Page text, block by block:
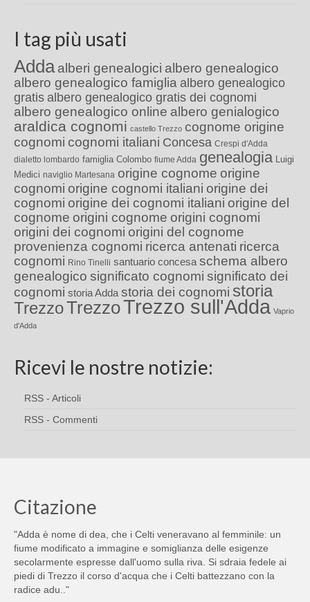
I tag più usati
Adda alberi genealogici albero genealogico
albero genealogico famiglia albero genealogico
gratis albero genealogico gratis dei cognomi
albero genealogico online albero genialogico
araldica cognomi castello Trezzo cognome origine
cognomi cognomi italiani Concesa Crespi d'Adda
dialetto lombardo famiglia Colombo fiume Adda genealogia Luigi
Medici naviglio Martesana origine cognome origine
cognomi origine cognomi italiani origine dei
cognomi origine dei cognomi italiani origine del
cognome origini cognome origini cognomi
origini dei cognomi origini del cognome
provenienza cognomi ricerca antenati ricerca
cognomi Rino Tinelli santuario concesa schema albero
genealogico significato cognomi significato dei
cognomi storia Adda storia dei cognomi storia
TrezzoTrezzoTrezzo sull'Adda Vaprio
d'Adda
Ricevi le nostre notizie:
RSS - Articoli
RSS - Commenti
Citazione
"Adda è nome di dea, che i Celti veneravano al femminile: un
fiume modificato a immagine e somiglianza delle esigenze
secolarmente espresse dall'uomo sulla riva. Si sdraia fedele ai
piedi di Trezzo il corso d'acqua che i Celti battezzano con la
radice adu.."